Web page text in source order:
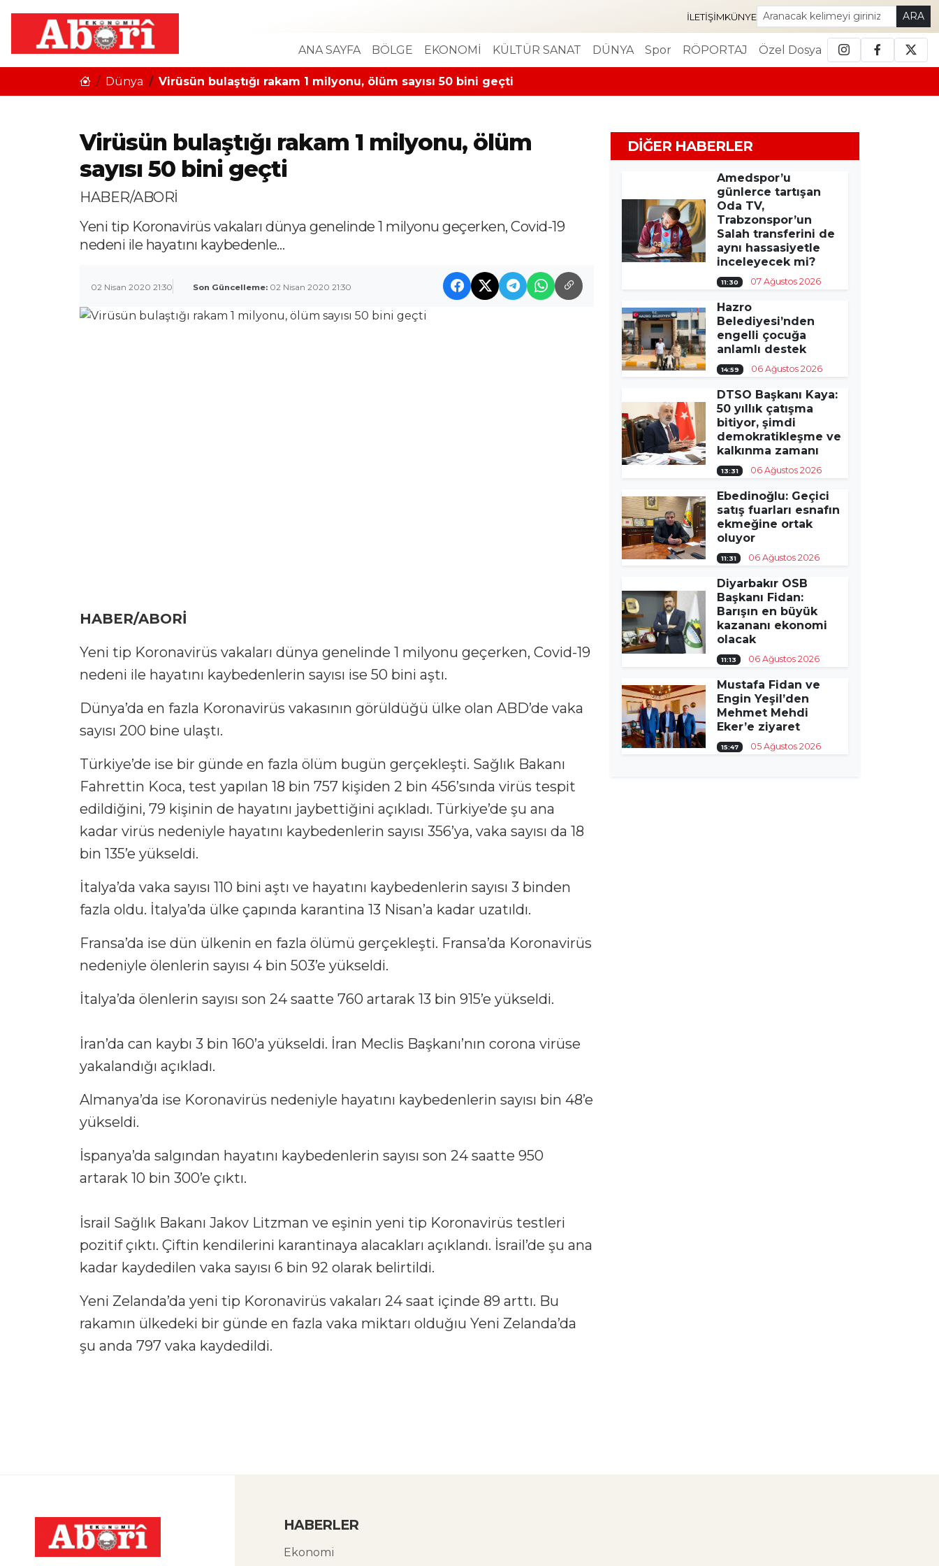
İLETIŞIMKÜNYE ARA
ANA SAYFA BÖLGE EKONOMİ KÜLTÜR SANAT DÜNYA Spor RÖPORTAJ Özel Dosya
Dünya Virüsün bulaştığı rakam 1 milyonu, ölüm sayısı 50 bini geçti
Virüsün bulaştığı rakam 1 milyonu, ölüm
sayısı 50 bini geçti
HABER/ABORİ
Yeni tip Koronavirüs vakaları dünya genelinde 1 milyonu geçerken, Covid-19
nedeni ile hayatını kaybedenle…
02 Nisan 2020 21:30 Son Güncelleme: 02 Nisan 2020 21:30
HABER/ABORİ
Yeni tip Koronavirüs vakaları dünya genelinde 1 milyonu geçerken, Covid-19
nedeni ile hayatını kaybedenlerin sayısı ise 50 bini aştı.
Dünya’da en fazla Koronavirüs vakasının görüldüğü ülke olan ABD’de vaka
sayısı 200 bine ulaştı.
Türkiye’de ise bir günde en fazla ölüm bugün gerçekleşti. Sağlık Bakanı
Fahrettin Koca, test yapılan 18 bin 757 kişiden 2 bin 456’sında virüs tespit
edildiğini, 79 kişinin de hayatını jaybettiğini açıkladı. Türkiye’de şu ana
kadar virüs nedeniyle hayatını kaybedenlerin sayısı 356’ya, vaka sayısı da 18
bin 135’e yükseldi.
İtalya’da vaka sayısı 110 bini aştı ve hayatını kaybedenlerin sayısı 3 binden
fazla oldu. İtalya’da ülke çapında karantina 13 Nisan’a kadar uzatıldı.
Fransa’da ise dün ülkenin en fazla ölümü gerçekleşti. Fransa’da Koronavirüs
nedeniyle ölenlerin sayısı 4 bin 503’e yükseldi.
İtalya’da ölenlerin sayısı son 24 saatte 760 artarak 13 bin 915’e yükseldi.
İran’da can kaybı 3 bin 160’a yükseldi. İran Meclis Başkanı’nın corona virüse
yakalandığı açıkladı.
Almanya’da ise Koronavirüs nedeniyle hayatını kaybedenlerin sayısı bin 48’e
yükseldi.
İspanya’da salgından hayatını kaybedenlerin sayısı son 24 saatte 950
artarak 10 bin 300’e çıktı.
İsrail Sağlık Bakanı Jakov Litzman ve eşinin yeni tip Koronavirüs testleri
pozitif çıktı. Çiftin kendilerini karantinaya alacakları açıklandı. İsrail’de şu ana
kadar kaydedilen vaka sayısı 6 bin 92 olarak belirtildi.
Yeni Zelanda’da yeni tip Koronavirüs vakaları 24 saat içinde 89 arttı. Bu
rakamın ülkedeki bir günde en fazla vaka miktarı olduğıu Yeni Zelanda’da
şu anda 797 vaka kaydedildi.
DIĞER HABERLER
Amedspor’u
günlerce tartışan
Oda TV,
Trabzonspor’un
Salah transferini de
aynı hassasiyetle
inceleyecek mi?
11:30 07 Ağustos 2026
Hazro
Belediyesi’nden
engelli çocuğa
anlamlı destek
14:59 06 Ağustos 2026
DTSO Başkanı Kaya:
50 yıllık çatışma
bitiyor, şimdi
demokratikleşme ve
kalkınma zamanı
13:31 06 Ağustos 2026
Ebedinoğlu: Geçici
satış fuarları esnafın
ekmeğine ortak
oluyor
11:31 06 Ağustos 2026
Diyarbakır OSB
Başkanı Fidan:
Barışın en büyük
kazananı ekonomi
olacak
11:13 06 Ağustos 2026
Mustafa Fidan ve
Engin Yeşil’den
Mehmet Mehdi
Eker’e ziyaret
15:47 05 Ağustos 2026
HABERLER
Ekonomi